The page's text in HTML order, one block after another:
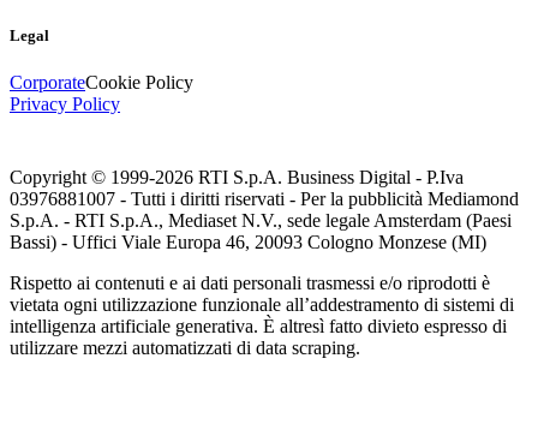
Legal
CorporateCookie Policy
Privacy Policy
Copyright © 1999-2026 RTI S.p.A. Business Digital - P.Iva
03976881007 - Tutti i diritti riservati - Per la pubblicità Mediamond
S.p.A. - RTI S.p.A., Mediaset N.V., sede legale Amsterdam (Paesi
Bassi) - Uffici Viale Europa 46, 20093 Cologno Monzese (MI)
Rispetto ai contenuti e ai dati personali trasmessi e/o riprodotti è
vietata ogni utilizzazione funzionale all’addestramento di sistemi di
intelligenza artificiale generativa. È altresì fatto divieto espresso di
utilizzare mezzi automatizzati di data scraping.